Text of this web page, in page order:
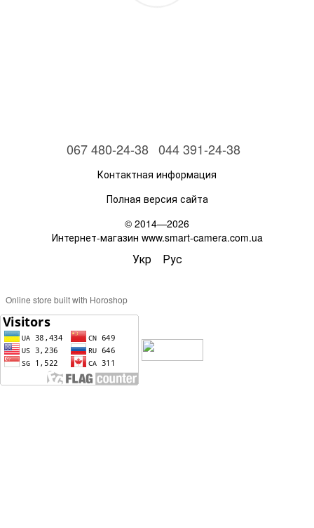
067 480-24-38 044 391-24-38
Контактная информация
Полная версия сайта
© 2014—2026
Интернет-магазин www.smart-camera.com.ua
Укр Рус
Online store built with Horoshop